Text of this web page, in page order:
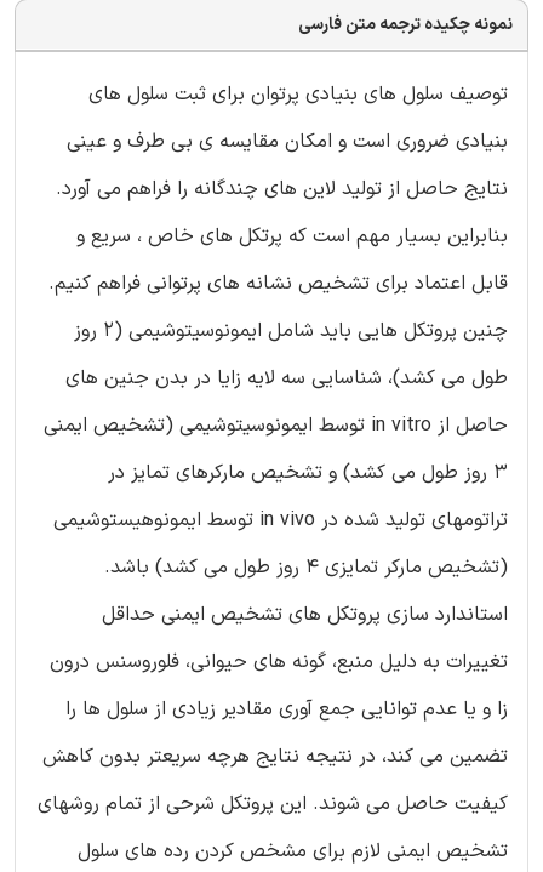
نمونه چکیده ترجمه متن فارسی
توصیف سلول های بنیادی پرتوان برای ثبت سلول های
بنیادی ضروری است و امکان مقایسه ی بی طرف و عینی
نتایج حاصل از تولید لاین های چندگانه را فراهم می آورد.
بنابراین بسیار مهم است که پرتکل های خاص ، سریع و
قابل اعتماد برای تشخیص نشانه های پرتوانی فراهم کنیم.
چنین پروتکل هایی باید شامل ایمونوسیتوشیمی (2 روز
طول می کشد)، شناسایی سه لایه زایا در بدن جنین های
حاصل از in vitro توسط ایمونوسیتوشیمی (تشخیص ایمنی
3 روز طول می کشد) و تشخیص مارکرهای تمایز در
تراتومهای تولید شده در in vivo توسط ایمونوهیستوشیمی
(تشخیص مارکر تمایزی 4 روز طول می کشد) باشد.
استاندارد سازی پروتکل های تشخیص ایمنی حداقل
تغییرات به دلیل منبع، گونه های حیوانی، فلوروسنس درون
زا و یا عدم توانایی جمع آوری مقادیر زیادی از سلول ها را
تضمین می کند، در نتيجه نتایج هرچه سریعتر بدون کاهش
کيفيت حاصل می شوند. این پروتکل شرحی از تمام روشهای
تشخیص ایمنی لازم برای مشخص کردن رده های سلول